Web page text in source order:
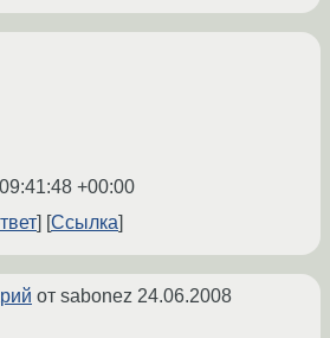
+00:00
Ссылка
от sabonez 24.06.2008